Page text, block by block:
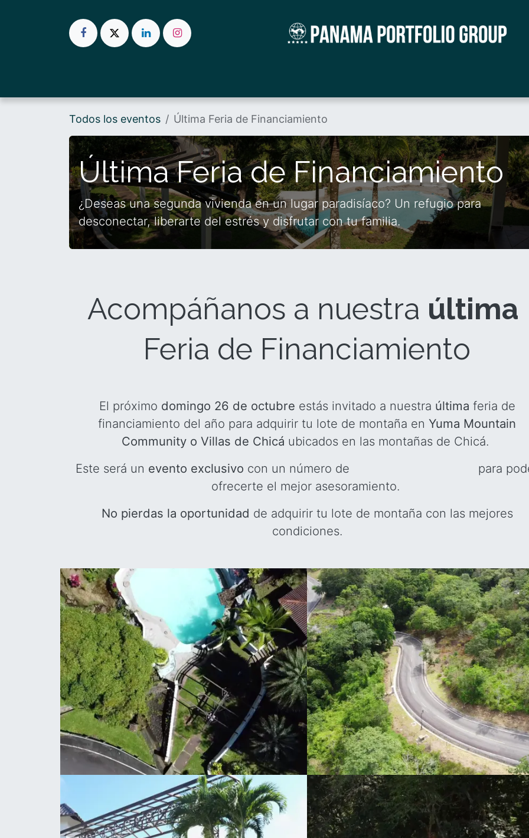
Todos los eventos Última Feria de Financiamiento
Última Feria de Financiamiento
¿Deseas una segunda vivienda en un lugar paradisíaco? Un refugio para
desconectar, liberarte del estrés y disfrutar con tu familia.
Acompáñanos a nuestra última
Feria de Financiamiento
El próximo domingo 26 de octubre estás invitado a nuestra última feria de
financiamiento del año para adquirir tu lote de montaña en Yuma Mountain
Community o Villas de Chicá ubicados en las montañas de Chicá.
Este será un evento exclusivo con un número de
para
ofrecerte el mejor asesoramiento.
No pierdas la oportunidad de adquirir tu lote de montaña con las mejores
condiciones.